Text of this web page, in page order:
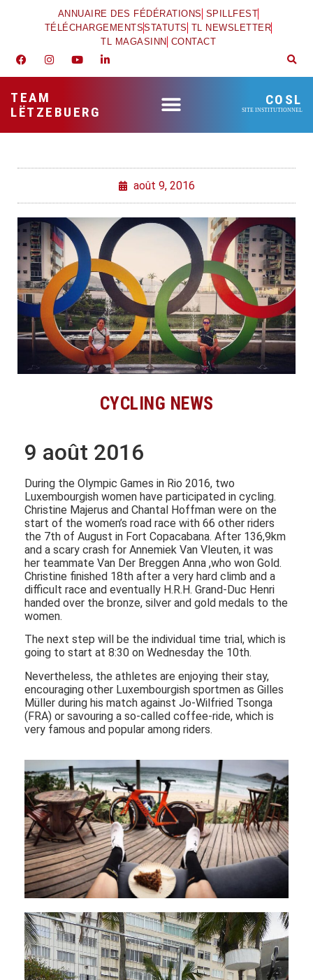
ANNUAIRE DES FÉDÉRATIONS SPILLFEST
TÉLÉCHARGEMENTSSTATUTS TL NEWSLETTER
TL MAGASINN CONTACT
TEAM
LËTZEBUERG
COSL
SITE INSTITUTIONNEL
août 9, 2016
CYCLING NEWS
9 août 2016
During the Olympic Games in Rio 2016, two
Luxembourgish women have participated in cycling.
Christine Majerus and Chantal Hoffman were on the
start of the women’s road race with 66 other riders
the 7th of August in Fort Copacabana. After 136,9km
and a scary crash for Annemiek Van Vleuten, it was
her teammate Van Der Breggen Anna ,who won Gold.
Christine finished 18th after a very hard climb and a
difficult race and eventually H.R.H. Grand-Duc Henri
handed over the bronze, silver and gold medals to the
women.
The next step will be the individual time trial, which is
going to start at 8:30 on Wednesday the 10th.
Nevertheless, the athletes are enjoying their stay,
encouraging other Luxembourgish sportmen as Gilles
Müller during his match against Jo-Wilfried Tsonga
(FRA) or savouring a so-called coffee-ride, which is
very famous and popular among riders.